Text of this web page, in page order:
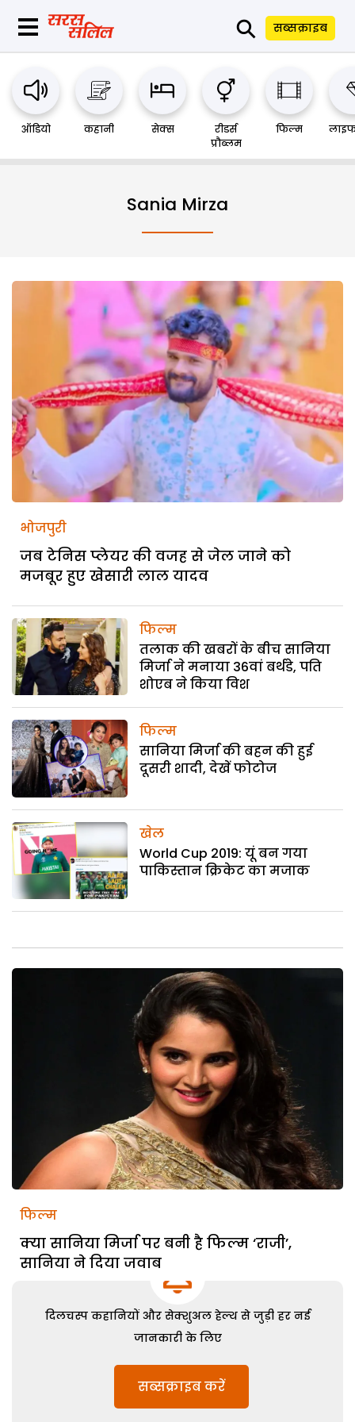
⚲ सब्सक्राइब
ऑडियो कहानी सेक्स
रीडर्स
प्रौब्लम
फिल्म
Sania Mirza
भोजपुरी
जब टेनिस प्लेयर की वजह से जेल जाने को
मजबूर हुए खेसारी लाल यादव
फिल्म
तलाक की खबरों के बीच सानिया
मिर्जा ने मनाया 36वां बर्थडे, पति
शोएब ने किया विश
फिल्म
सानिया मिर्जा की बहन की हुई
दूसरी शादी, देखें फोटोज
खेल
World Cup 2019: यूं बन गया
पाकिस्तान क्रिकेट का मजाक
फिल्म
क्या सानिया मिर्जा पर बनी है फिल्म ‘राजी’,
सानिया ने दिया जवाब
दिलचस्प कहानियों और सेक्शुअल हेल्थ से जुड़ी हर नई
जानकारी के लिए
सब्सक्राइब करें